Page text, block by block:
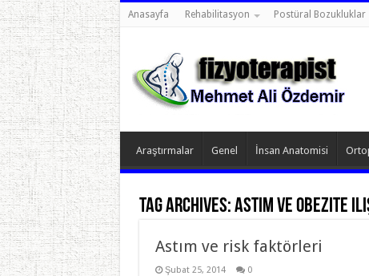
Anasayfa Rehabilitasyon Postüral Bozukluklar
Araştırmalar Genel İnsan Anatomisi
Tag Archives:astım ve obezite
Astım ve risk faktörleri
Şubat 25, 2014 0